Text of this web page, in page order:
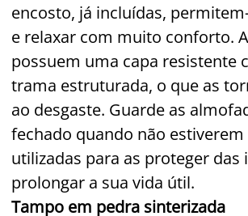
encosto, já incluídas,
e relaxar com muito conforto.
possuem uma capa resistente
trama estruturada, o que as
ao desgaste. Guarde as
fechado quando não estiverem
utilizadas para as proteger das
prolongar a sua vida útil.
Tampo em pedra sinterizada